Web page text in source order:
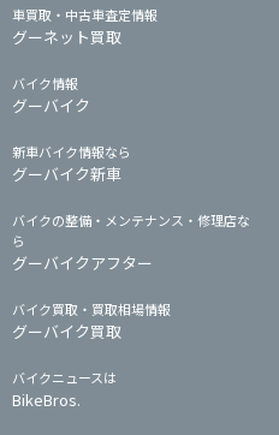
車買取・中古車査定情報
グーネット買取
バイク情報
グーバイク
新車バイク情報なら
グーバイク新車
バイクの整備・メンテナンス・修理店な
ら
グーバイクアフター
バイク買取・買取相場情報
グーバイク買取
バイクニュースは
BikeBros.